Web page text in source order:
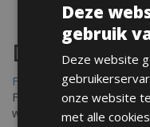
Frejus Fietsverhuur
Fréjus en Saint-Raphaël
worden omringd door het
Deze
gebruik
Deze website
onze website
met alle